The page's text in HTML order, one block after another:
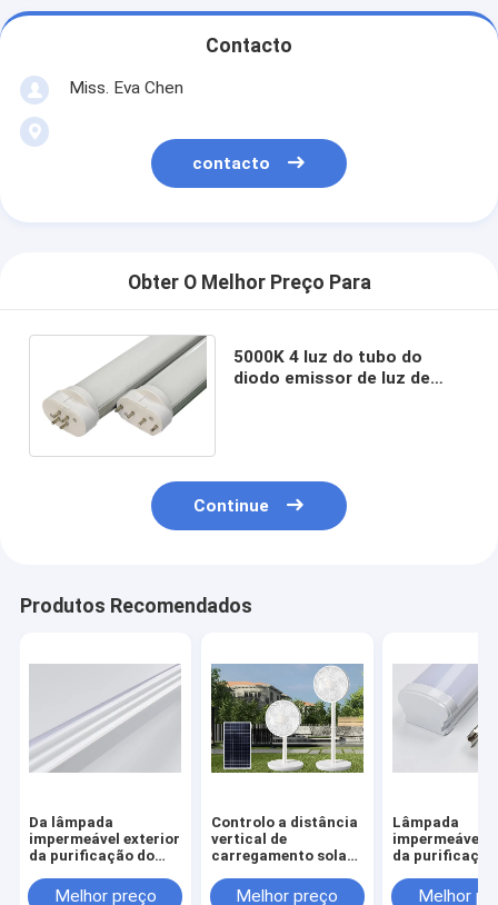
Contacto
Miss. Eva Chen
contacto
Obter O Melhor Preço Para
5000K 4 luz do tubo do
diodo emissor de luz de
Continue
Produtos Recomendados
Da lâmpada
impermeável exterior
da purificação do
decoração
Melhor preço
Controlo a distância
vertical de
carregamento solar
bateria de lítio
Melhor preço
Lâmpada
impermeável
da
iluminação
Melhor